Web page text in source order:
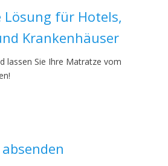
Lösung für Hotels,
Krankenhäuser
lassen Sie Ihre Matratze vom